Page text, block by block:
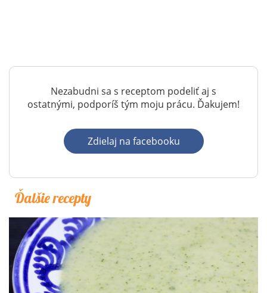
Nezabudni sa s receptom podeliť aj s
ostatnými, podporíš tým moju prácu. Ďakujem!
Zdielaj na facebooku
Ďalšie recepty